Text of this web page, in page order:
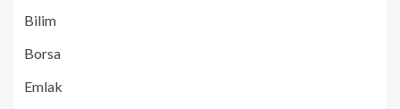
Bilim
Borsa
Emlak